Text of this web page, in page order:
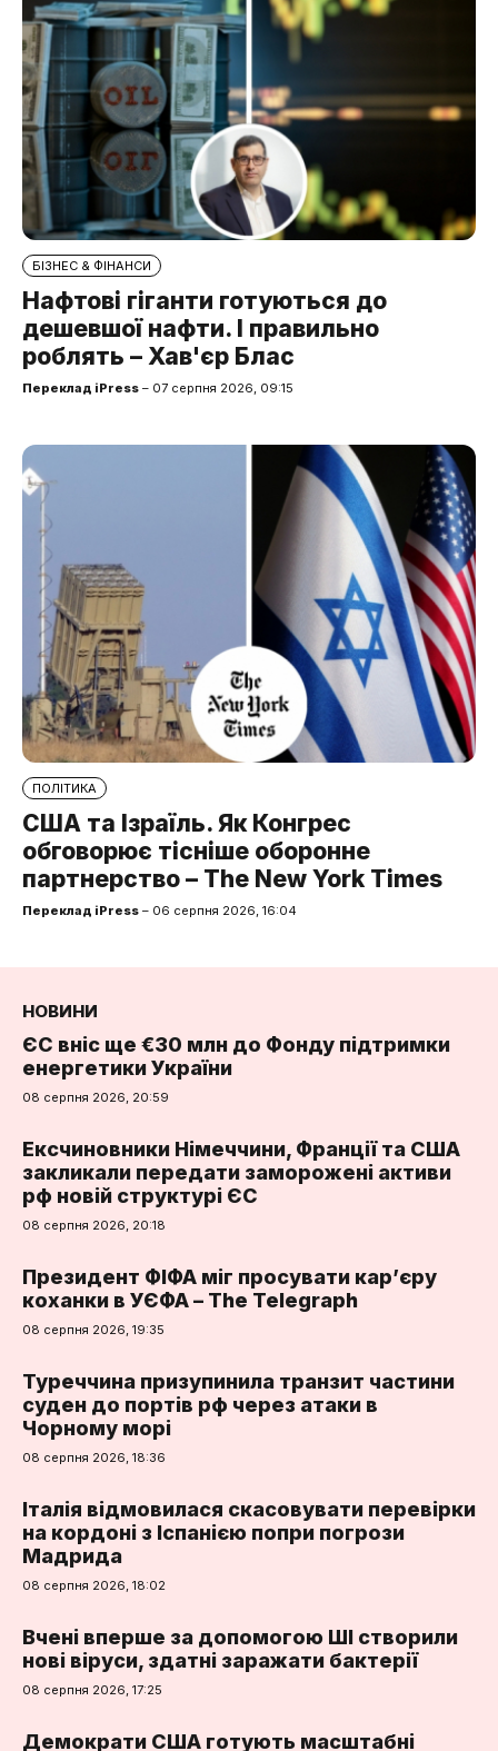
БІЗНЕС & ФІНАНСИ
Нафтові гіганти готуються до
дешевшої нафти. І правильно
роблять – Хав'єр Блас
Переклад iPress – 07 серпня 2026, 09:15
ПОЛІТИКА
США та Ізраїль. Як Конгрес
обговорює тісніше оборонне
партнерство – The New York Times
Переклад iPress – 06 серпня 2026, 16:04
НОВИНИ
ЄС вніс ще €30 млн до Фонду підтримки
енергетики України
08 серпня 2026, 20:59
Ексчиновники Німеччини, Франції та США
закликали передати заморожені активи
рф новій структурі ЄС
08 серпня 2026, 20:18
Президент ФІФА міг просувати кар’єру
коханки в УЄФА – The Telegraph
08 серпня 2026, 19:35
Туреччина призупинила транзит частини
суден до портів рф через атаки в
Чорному морі
08 серпня 2026, 18:36
Італія відмовилася скасовувати перевірки
на кордоні з Іспанією попри погрози
Мадрида
08 серпня 2026, 18:02
Вчені вперше за допомогою ШІ створили
нові віруси, здатні заражати бактерії
08 серпня 2026, 17:25
Демократи США готують масштабні